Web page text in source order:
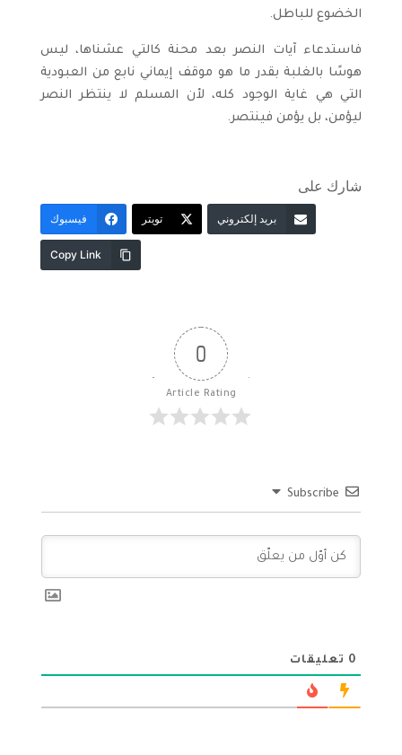
الخضوع للباطل.
فاستدعاء آيات النصر بعد محنة كالتي عشناها، ليس
هوسًا بالغلبة بقدر ما هو موقف إيماني نابع من العبودية
التي هي غاية الوجود كله، لأن المسلم لا ينتظر النصر
ليؤمن، بل يؤمن فينتصر.
شارك على
فيسبوك تويتر بريد إلكتروني
Copy Link
0
Article Rating
Subscribe
0 تعليقات